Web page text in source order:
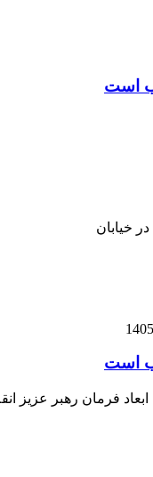
است
خیابان
است
فرمان رهبر عزیز